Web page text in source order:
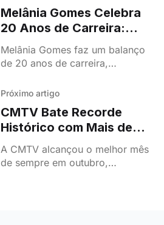
Melânia Gomes Celebra
20 Anos de Carreira:
"Foram anos de entrega
total"
Melânia Gomes faz um balanço
de 20 anos de carreira,
conquistas no teatro e na
sucesso.
Próximo artigo
CMTV Bate Recorde
Histórico com Mais de
Três Milhões de
Telespectadores Diários
em Outubro
A CMTV alcançou o melhor mês
de sempre em outubro,